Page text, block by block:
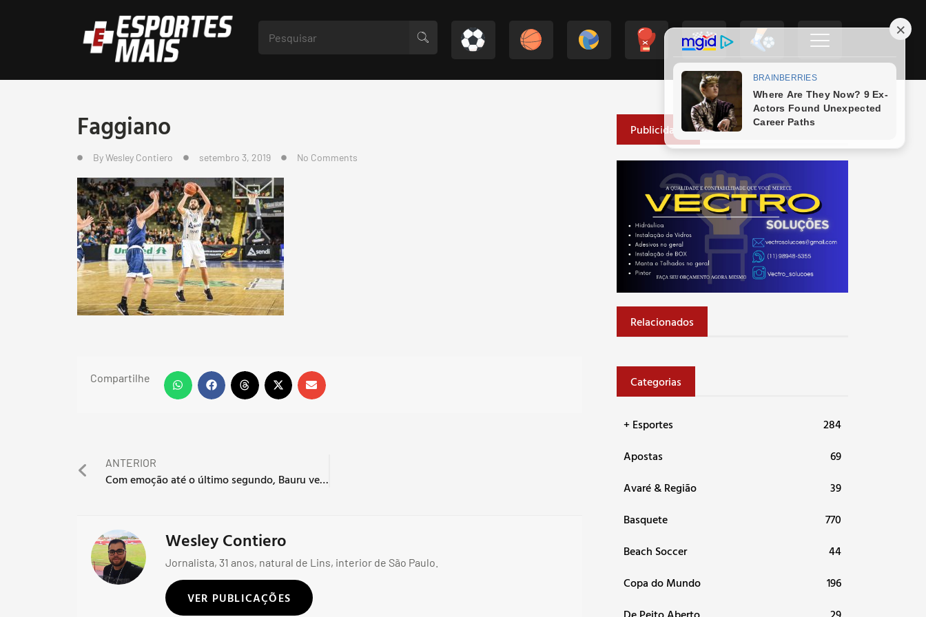
Faggiano
ByWesley Contiero setembro 3, 2019 No Comments
Compartilhe
ANTERIOR
Com emoção até o último segundo, Bauru vence o São José no Panela de Pressão
Wesley Contiero
Jornalista, 31 anos, natural de Lins, interior de São Paulo.
VER PUBLICAÇÕES
Publicidade
Relacionados
Categorias
+ Esportes
284
Apostas
69
Avaré & Região
39
Basquete
770
Beach Soccer
44
Copa do Mundo
196